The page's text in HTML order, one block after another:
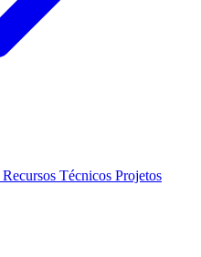
Recursos Técnicos Projetos